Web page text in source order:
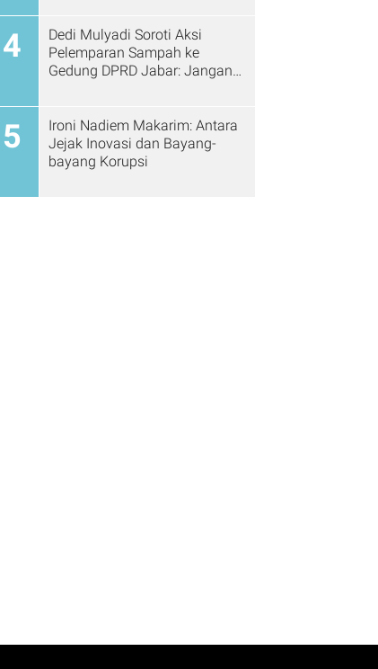
4
Dedi Mulyadi Soroti Aksi
Pelemparan Sampah ke
Gedung DPRD Jabar: Jangan
5
Ironi Nadiem Makarim: Antara
Jejak Inovasi dan Bayang-
bayang Korupsi